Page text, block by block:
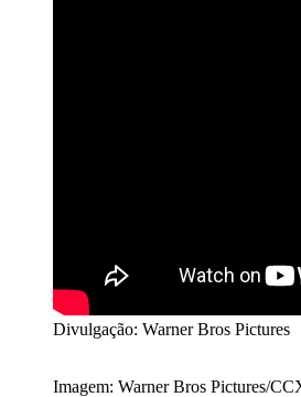
Divulgação: Warner Bros Pictures
Imagem: Warner Bros Pictures/